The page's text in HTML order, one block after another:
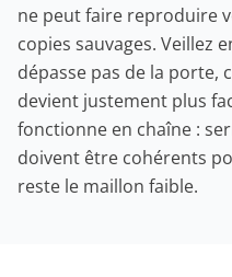
ne peut faire reproduire
copies sauvages. Veillez
dépasse pas de la porte,
devient justement plus
fonctionne en chaîne :
doivent être cohérents
reste le maillon faible.